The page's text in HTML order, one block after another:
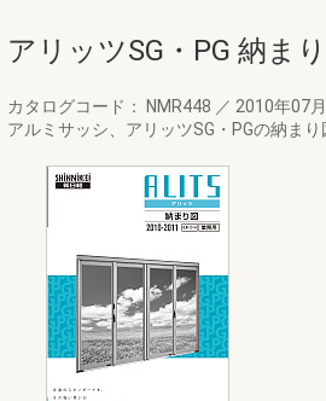
アリッツSG・PG 納ま
カタログコード： NMR448 ／ 2010年07月
アルミサッシ、アリッツSG・PGの納ま